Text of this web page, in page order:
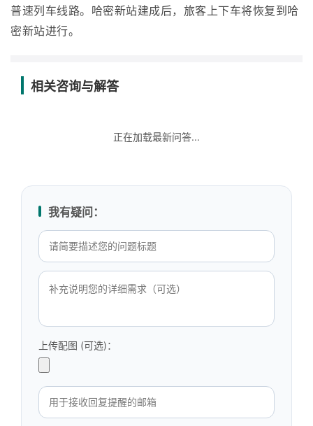
普速列车线路。哈密新站建成后，旅客上下车将恢复到哈
密新站进行。
相关咨询与解答
正在加载最新问答...
我有疑问：
上传配图 (可选)：